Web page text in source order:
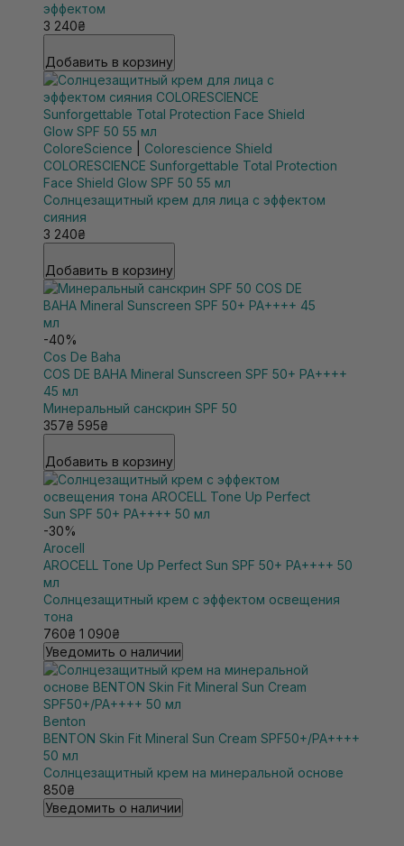
эффектом
3 240₴
Добавить в корзину
ColoreScience
Colorescience Shield
COLORESCIENCE Sunforgettable Total Protection
Face Shield Glow SPF 50 55 мл
Солнцезащитный крем для лица с эффектом
сияния
3 240₴
Добавить в корзину
-40%
Cos De Baha
COS DE BAHA Mineral Sunscreen SPF 50+ PA++++
45 мл
Минеральный санскрин SPF 50
357₴ 595₴
Добавить в корзину
-30%
Arocell
AROCELL Tone Up Perfect Sun SPF 50+ PA++++ 50
мл
Солнцезащитный крем с эффектом освещения
тона
760₴ 1 090₴
Уведомить о наличии
Benton
BENTON Skin Fit Mineral Sun Cream SPF50+/PA++++
50 мл
Солнцезащитный крем на минеральной основе
850₴
Уведомить о наличии